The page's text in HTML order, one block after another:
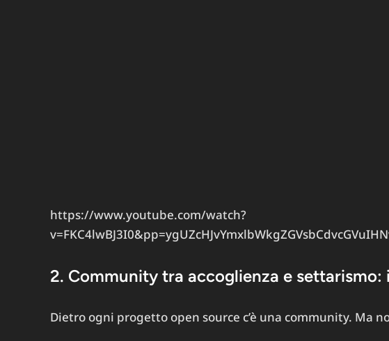
https://www.youtube.com/watch?
2. Community tra accoglienza e settarismo:
Dietro ogni progetto open source c’è una community. Ma